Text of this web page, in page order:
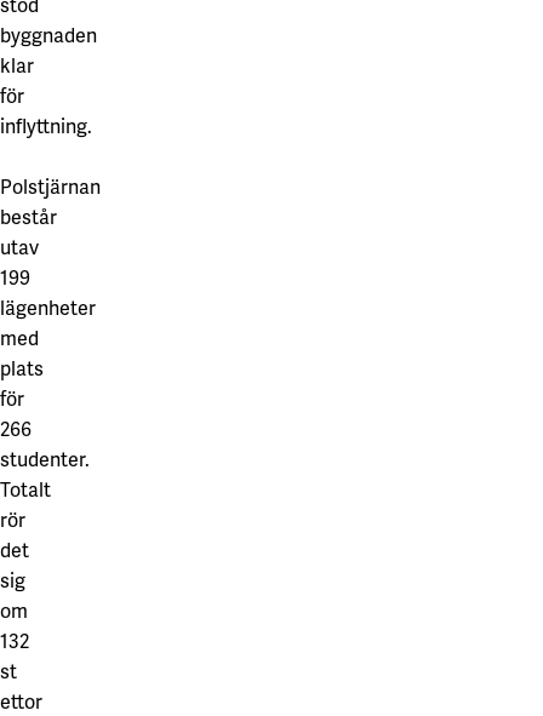
Karlstad
Karlstads universitet
Gävle
Högskolan i Gävle
Skövde
Borås
Högskolan i Borås
Våra projekt
Innovation och forskningssamverkan
stod
byggnaden
klar
för
inflyttning.
Polstjärnan
består
utav
199
lägenheter
med
plats
för
266
studenter.
Totalt
rör
det
sig
om
132
st
ettor